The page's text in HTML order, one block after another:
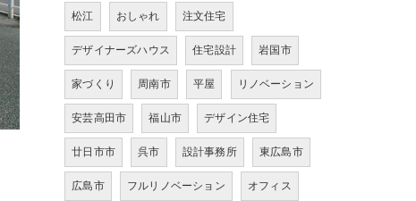
松江 おしゃれ 注文住宅
デザイナーズハウス 住宅設計 岩国市
家づくり 周南市 平屋 リノベーション
安芸高田市 福山市 デザイン住宅
廿日市市 呉市 設計事務所 東広島市
広島市 フルリノベーション オフィス